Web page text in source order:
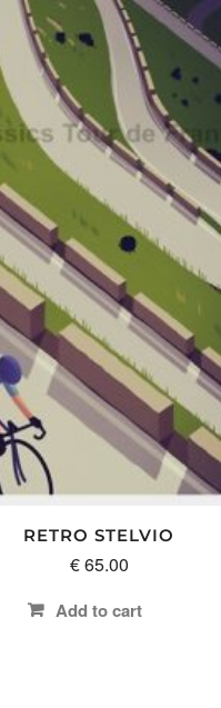
RETRO STELVIO
€65.00
Add to cart